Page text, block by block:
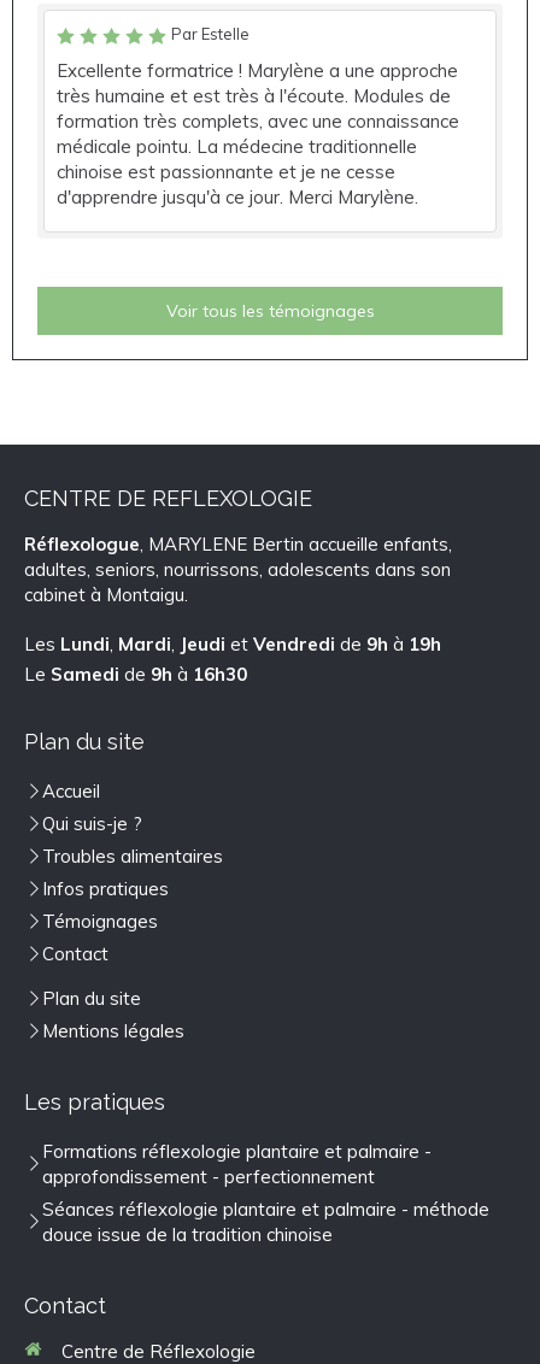
Par Estelle
Excellente formatrice ! Marylène a une approche
très humaine et est très à l'écoute. Modules de
formation très complets, avec une connaissance
médicale pointu. La médecine traditionnelle
chinoise est passionnante et je ne cesse
d'apprendre jusqu'à ce jour. Merci Marylène.
Voir tous les témoignages
CENTRE DE REFLEXOLOGIE
Réflexologue , MARYLENE Bertin accueille enfants,
adultes, seniors, nourrissons, adolescents dans son
cabinet à Montaigu.
Les Lundi Mardi Jeudi et Vendredi de 9h à 19h
Le Samedi de 9h à 16h30
Plan du site
Accueil
Qui suis-je ?
Troubles alimentaires
Infos pratiques
Témoignages
Contact
Plan du site
Mentions légales
Les pratiques
Formations réflexologie plantaire et palmaire -
approfondissement - perfectionnement
Séances réflexologie plantaire et palmaire - méthode
douce issue de la tradition chinoise
Contact
Centre de Réflexologie